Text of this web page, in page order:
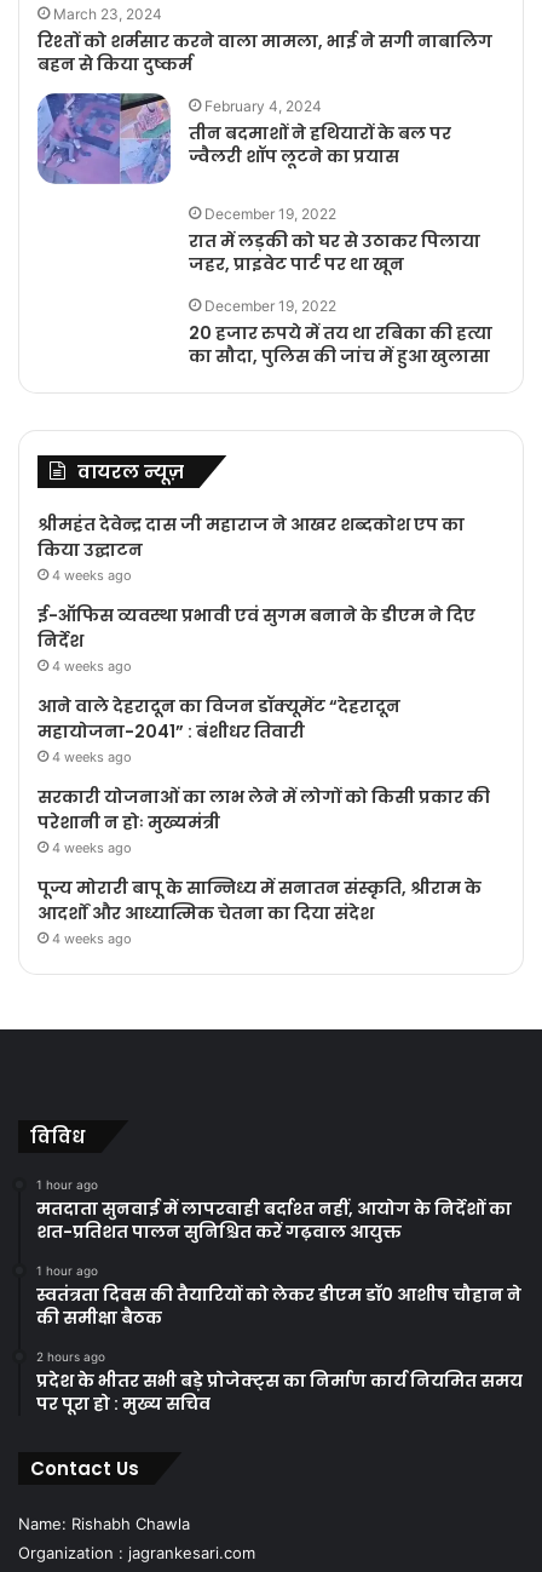
March 23, 2024
रिश्तों को शर्मसार करने वाला मामला, भाई ने सगी नाबालिग
बहन से किया दुष्कर्म
February 4, 2024
तीन बदमाशों ने हथियारों के बल पर
ज्वैलरी शॉप लूटने का प्रयास
December 19, 2022
रात में लड़की को घर से उठाकर पिलाया
जहर, प्राइवेट पार्ट पर था खून
December 19, 2022
20 हजार रुपये में तय था रबिका की हत्या
का सौदा, पुलिस की जांच में हुआ खुलासा
वायरल न्यूज़
श्रीमहंत देवेन्द्र दास जी महाराज ने आखर शब्दकोश एप का
किया उद्घाटन
4 weeks ago
ई-ऑफिस व्यवस्था प्रभावी एवं सुगम बनाने के डीएम ने दिए
निर्देश
4 weeks ago
आने वाले देहरादून का विजन डॉक्यूमेंट “देहरादून
महायोजना-2041” : बंशीधर तिवारी
4 weeks ago
सरकारी योजनाओं का लाभ लेने में लोगों को किसी प्रकार की
परेशानी न होः मुख्यमंत्री
4 weeks ago
पूज्य मोरारी बापू के सान्निध्य में सनातन संस्कृति, श्रीराम के
आदर्शों और आध्यात्मिक चेतना का दिया संदेश
4 weeks ago
विविध
1 hour ago
मतदाता सुनवाई में लापरवाही बर्दाश्त नहीं, आयोग के निर्देशों का
शत-प्रतिशत पालन सुनिश्चित करें गढ़वाल आयुक्त
1 hour ago
स्वतंत्रता दिवस की तैयारियों को लेकर डीएम डॉ0 आशीष चौहान ने
की समीक्षा बैठक
2 hours ago
प्रदेश के भीतर सभी बड़े प्रोजेक्ट्स का निर्माण कार्य नियमित समय
पर पूरा हो : मुख्य सचिव
Contact Us
Name: Rishabh Chawla
Organization : jagrankesari.com